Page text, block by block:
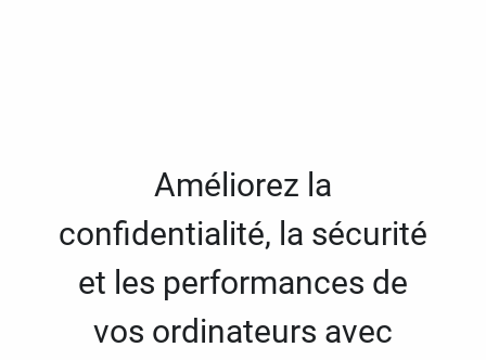
Améliorez la
confidentialité, la sécurité
et les performances de
vos ordinateurs avec